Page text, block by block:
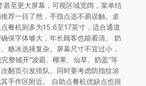
甚至更大屏幕，可视区域宽阔，菜单结
荐一目了然，手指点选不易误触。桌
餐机则多为15.6至17英寸，适合通道
保字体够大，年长顾客也能看清。 奶
糖冰选择复杂。屏幕尺寸不宜过小，
整铺开“波霸、椰果、仙草、奶盖”等
翻页引发排队。同时要考虑防指纹涂
手作区附近。 自助点餐机优缺点也很